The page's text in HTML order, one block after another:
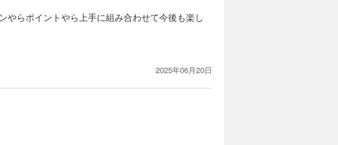
らポイントやら上手に組み合わせて今後も楽し
2025年06月20日